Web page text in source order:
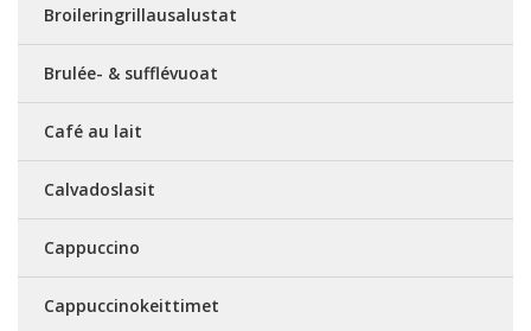
Broileringrillausalustat
Brulée- & sufflévuoat
Café au lait
Calvadoslasit
Cappuccino
Cappuccinokeittimet